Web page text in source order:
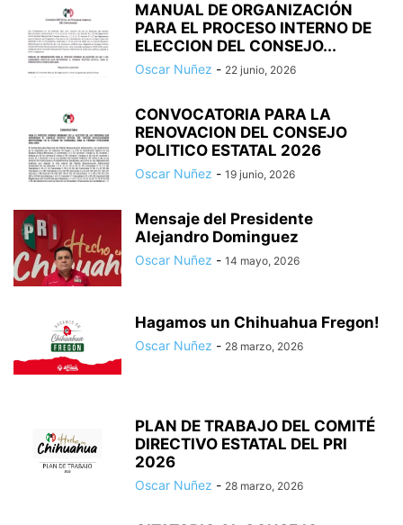
MANUAL DE ORGANIZACIÓN
PARA EL PROCESO INTERNO DE
ELECCION DEL CONSEJO...
Oscar Nuñez - 22 junio, 2026
CONVOCATORIA PARA LA
RENOVACION DEL CONSEJO
POLITICO ESTATAL 2026
Oscar Nuñez - 19 junio, 2026
Mensaje del Presidente
Alejandro Dominguez
Oscar Nuñez - 14 mayo, 2026
Hagamos un Chihuahua Fregon!
Oscar Nuñez - 28 marzo, 2026
PLAN DE TRABAJO DEL COMITÉ
DIRECTIVO ESTATAL DEL PRI
2026
Oscar Nuñez - 28 marzo, 2026